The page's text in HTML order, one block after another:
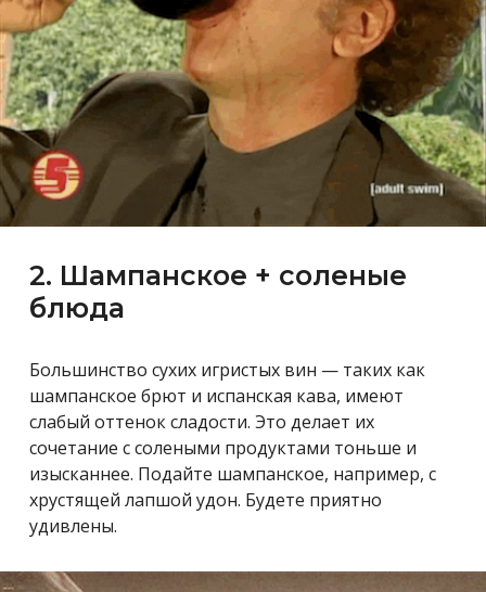
2. Шампанское + соленые
блюда
Большинство сухих игристых вин — таких как
шампанское брют и испанская кава, имеют
слабый оттенок сладости. Это делает их
сочетание с солеными продуктами тоньше и
изысканнее. Подайте шампанское, например, с
хрустящей лапшой удон. Будете приятно
удивлены.